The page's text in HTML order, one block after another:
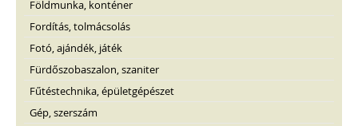
Földmunka, konténer
Fordítás, tolmácsolás
Fotó, ajándék, játék
Fürdőszobaszalon, szaniter
Fűtéstechnika, épületgépészet
Gép, szerszám